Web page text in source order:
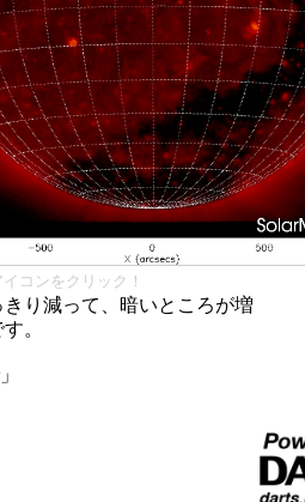
コンをクリック！
り減って、暗いところが増
。